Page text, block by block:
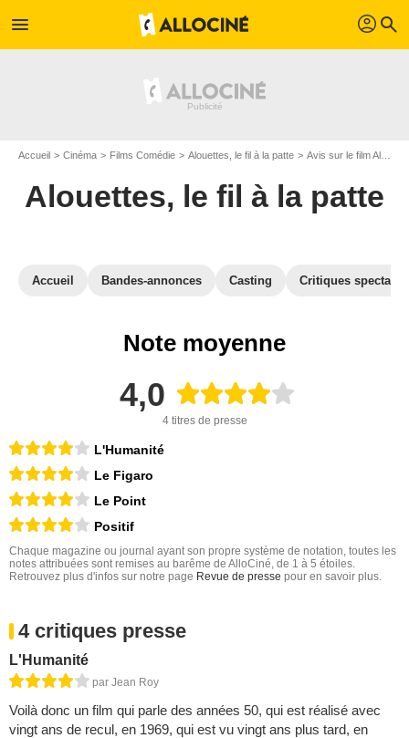
menu profil search
Accueil Cinéma Films Comédie Alouettes, le fil à la patte Avis sur le film Alouettes, le fil à la patte
Alouettes, le fil à la patte
Accueil Bandes-annonces Casting Critiques
Note moyenne
4,0
4 titres de presse
L'Humanité
Le Figaro
Le Point
Positif
Chaque magazine ou journal ayant son propre système de notation, toutes les
notes attribuées sont remises au barême de AlloCiné, de 1 à 5 étoiles.
Retrouvez plus d'infos sur notre page Revue de presse pour en savoir plus.
4 critiques presse
L'Humanité
par Jean Roy
Voilà donc un film qui parle des années 50, qui est réalisé avec
vingt ans de recul, en 1969, qui est vu vingt ans plus tard, en